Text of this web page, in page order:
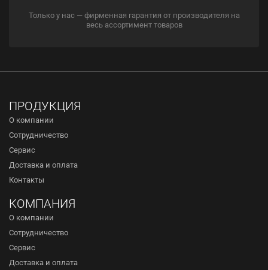
Только у нас — фирменная гарантия от производителя на
весь ассортимент товаров
ПРОДУКЦИЯ
О компании
Сотрудничество
Сервис
Доставка и оплата
Контакты
КОМПАНИЯ
О компании
Сотрудничество
Сервис
Доставка и оплата